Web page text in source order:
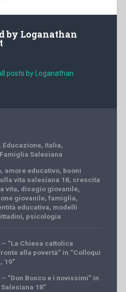
by Loganathan
posts by Loganathan
Educazione, Italia,
Salesiana
, amore educativo, buoni
vita salesiana 18, crescita
vita, disagio giovanile,
giovanile, famiglia,
educativa, modelli
, psicologia
“La Chiesa cattolica
alla povertà” in “Colloqui
19”
“Don Bosco e i novissimi” in
18”